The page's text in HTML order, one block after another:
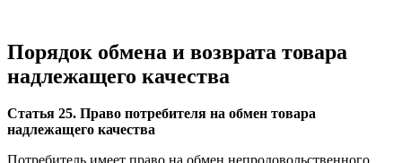
Порядок обмена и возврата товара
надлежащего качества
Статья 25. Право потребителя на обмен товара
надлежащего качества